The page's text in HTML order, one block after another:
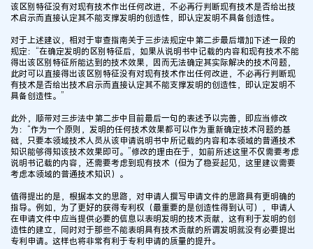
该区别特征没有对现有技术作出任何改进，不必再行判断现有技术是否给出技
术启示而直接认定其不能支撑发明的创造性，即认定发明不具备创造性。
对于上述建议，相对于审查指南关于三步法规定中第二步最后增加下述一段的
规定：“在确定发明的区别特征后，如果从说明书中记载的内容和现有技术不能
得出该区别特征所能达到的技术效果，因而无法确定其实际解决的技术问题，
此时可以直接得出该区别特征没有对现有技术作出任何改进，不必再行判断现
有技术是否给出技术启示而直接认定其不能支撑发明的创造性，即认定发明不
具备创造性。”
此外，顺带对三步法中第二步中目前最后一句的表述予以完善，即应当修改
为：“作为一个原则，发明的任何技术效果都可以作为重新确定技术问题的基
础，只要本领域技术人员从该申请说明书中所记载的内容和本领域的普通技术
知识能够得知该技术效果即可。”修改的理由在于，如前所述这里不仅需要考虑
说明书记载的内容，还需要考虑到现有技术（但为了稳妥起见，这里建议需要
考虑本领域的普通技术知识）。
值得提出的是，根据本文的思路，对申请人撰写申请文件的思路具有更明确的
指导。例如，为了更好的获得专利权（最重要的是创造性得到认可），申请人
在申请文件中应当提供必要的信息以表明发明的技术贡献，这有利于发明的创
造性的建立，同时对于那些不能表明具有技术贡献的所谓发明就没有必要提出
专利申请。这样也将非常有利于专利申请的质量的提升。